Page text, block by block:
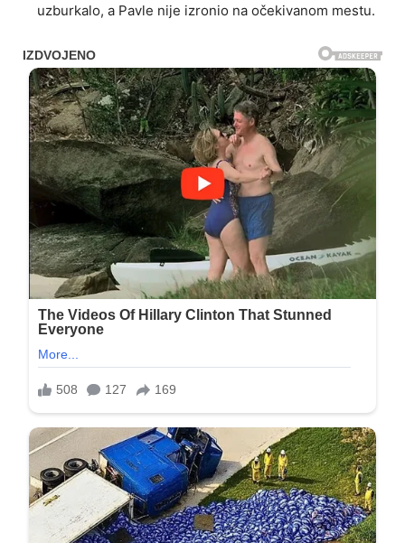
uzburkalo, a Pavle nije izronio na očekivanom mestu.